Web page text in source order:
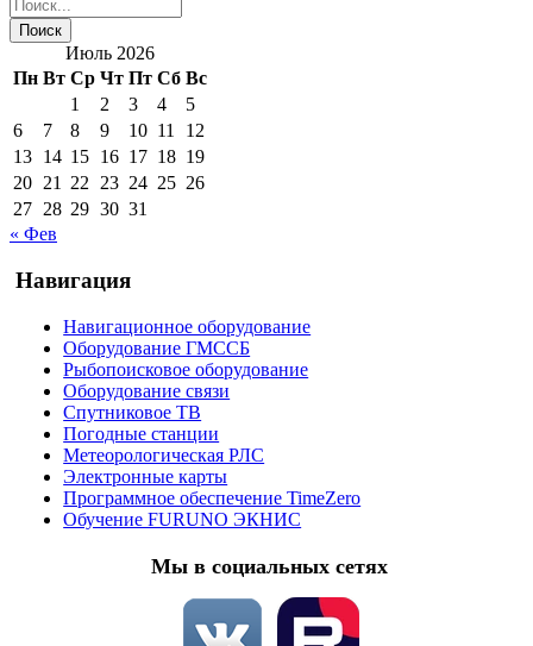
Июль 2026
Пн Вт Ср Чт Пт Сб Вс
1
2 3 4
5
6
7 8 9 10 11
12
13 14 15 16 17 18 19
20 21 22 23 24 25 26
27 28 29 30 31
« Фев
Навигация
Навигационное оборудование
Оборудование ГМССБ
Рыбопоисковое оборудование
Оборудование связи
Спутниковое ТВ
Погодные станции
Метеорологическая РЛС
Электронные карты
Программное обеспечение TimeZero
Обучение FURUNO ЭКНИС
Мы в социальных сетях